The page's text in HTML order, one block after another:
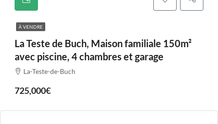
À VENDRE
La Teste de Buch, Maison familiale 150m²
avec piscine, 4 chambres et garage
La-Teste-de-Buch
725,000€